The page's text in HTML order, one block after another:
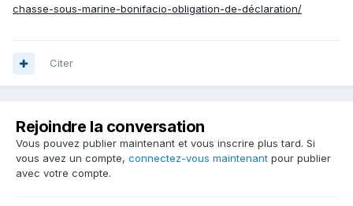
Merci d'avance et au plaisir de te lire.
Benoit.
chasse-sous-marine-bonifacio-obligation-de-déclaration/
Citer
Rejoindre la conversation
Vous pouvez publier maintenant et vous inscrire plus tard. Si
vous avez un compte, connectez-vous maintenant pour publier
avec votre compte.